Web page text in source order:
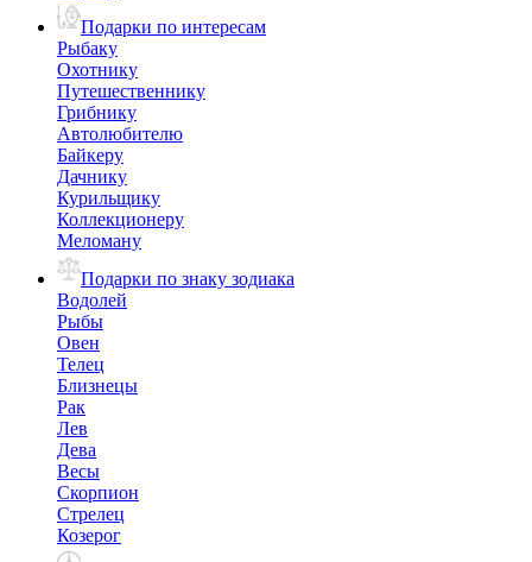
Подарки по интересам
Рыбаку
Охотнику
Путешественнику
Грибнику
Автолюбителю
Байкеру
Дачнику
Курильщику
Коллекционеру
Меломану
Подарки по знаку зодиака
Водолей
Рыбы
Овен
Телец
Близнецы
Рак
Лев
Дева
Весы
Скорпион
Стрелец
Козерог